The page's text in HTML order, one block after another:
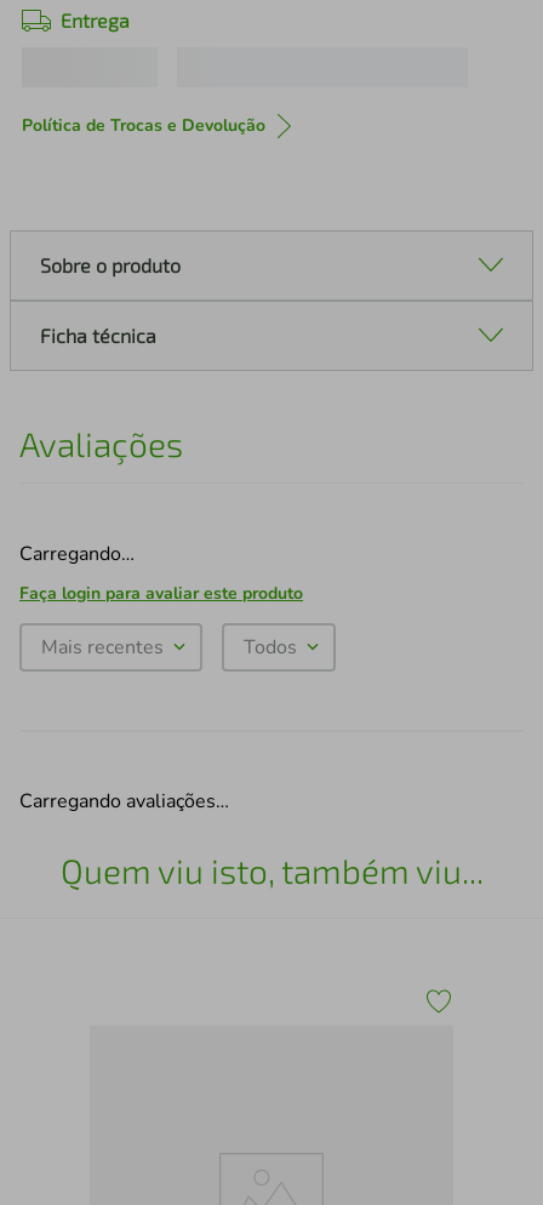
Entrega
Política de Trocas e Devolução
Sobre o produto
Ficha técnica
Avaliações
Carregando…
Faça login para avaliar este produto
Mais recentes Todos
Carregando avaliações…
Quem viu isto, também viu...